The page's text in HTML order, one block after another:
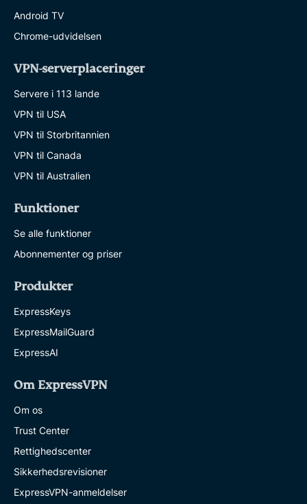
Android TV
Chrome-udvidelsen
VPN-serverplaceringer
Servere i 113 lande
VPN til USA
VPN til Storbritannien
VPN til Canada
VPN til Australien
Funktioner
Se alle funktioner
Abonnementer og priser
Produkter
ExpressKeys
ExpressMailGuard
ExpressAI
Om ExpressVPN
Om os
Trust Center
Rettighedscenter
Sikkerhedsrevisioner
ExpressVPN-anmeldelser